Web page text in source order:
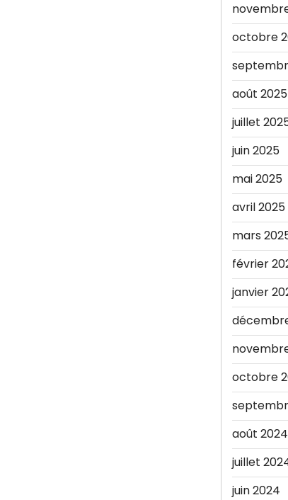
octobre
août 2025
juillet
juin 2025
mai 2025
avril 2025
mars
février
janvier
octobre
août 2024
juillet
juin 2024